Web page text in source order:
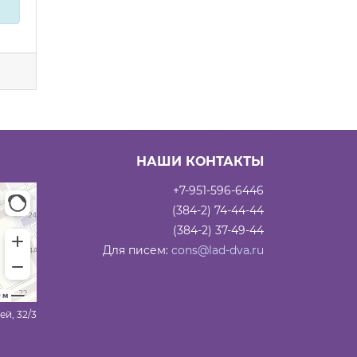
32/3
НАШИ КОНТАКТЫ
+7-951-596-6446
(384-2) 74-44-44
(384-2) 37-49-44
Для писем: cons@lad-dva.ru